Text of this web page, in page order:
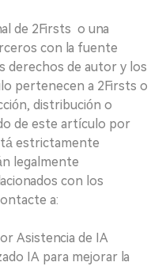
de 2Firsts o una
con la fuente
derechos de autor y los
pertenecen a 2Firsts o
distribución o
de este artículo por
estrictamente
legalmente
con los
a:
Asistencia de IA
IA para mejorar la